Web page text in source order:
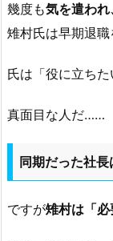
幾度も気を遣わ
雉村氏は早期退
氏は「役に立ち
真面目な人だ……
同期だった社
ですが雉村は「